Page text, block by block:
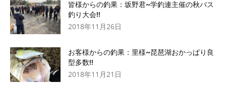
皆様からの釣果：坂野君~学釣連主催の秋バス
釣り大会!!
2018年11月26日
お客様からの釣果：里様~琵琶湖おかっぱり良
型多数!!
2018年11月21日